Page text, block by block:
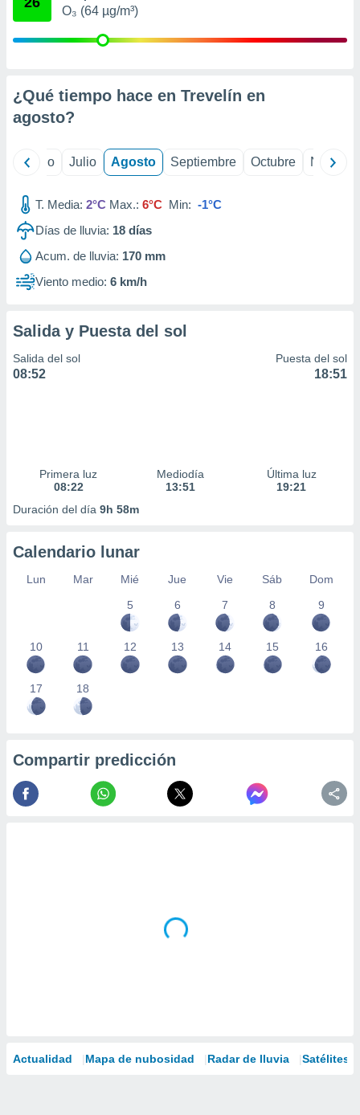
mediante
publicidad
publicidad
1199
O₃ (64 µg/m³)
¿Qué tiempo hace en Trevelín en
agosto?
Junio Julio Agosto Septiembre Octubre
T. Media: 2°C Max.: 6°C Min: -1°C
Días de lluvia: 18 días
Acum. de lluvia: 170 mm
Viento medio: 6 km/h
Salida y Puesta del sol
Salida del sol
08:52
Puesta del sol
18:51
Primera luz
08:22
Mediodía
13:51
Última luz
19:21
Duración del día 9h 58m
Calendario lunar
Lun Mar Mié Jue Vie Sáb
Dom
5
6 7 8 9
10 11 12 13 14 15 16
17 18
Compartir predicción
Actualidad Mapa de nubosidad Radar de lluvia Satélites